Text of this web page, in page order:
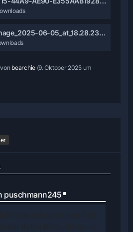
WhatsApp_Image_2025-06-05_at_18.28.23-3.jpeg
bearchie(9. Oktober 2025 um
puschmann245